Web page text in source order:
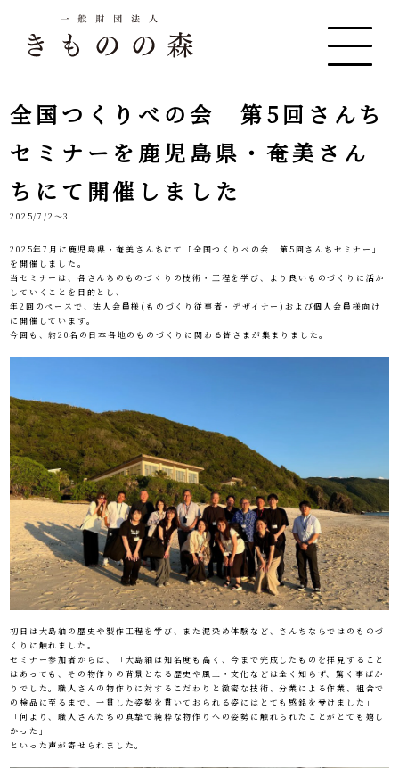
全国つくりべの会 第5回さんち
セミナーを鹿児島県・奄美さん
ちにて開催しました
2025/7/2～3
2025年7月に鹿児島県・奄美さんちにて「全国つくりべの会 第5回さんちセミナー」
を開催しました。
当セミナーは、各さんちのものづくりの技術・工程を学び、より良いものづくりに活か
していくことを目的とし、
年2回のペースで、法人会員様(ものづくり従事者・デザイナー)および個人会員様向け
に開催しています。
今回も、約20名の日本各地のものづくりに関わる皆さまが集まりました。
初日は大島紬の歴史や製作工程を学び、また泥染め体験など、さんちならではのものづ
くりに触れました。
セミナー参加者からは、「大島紬は知名度も高く、今まで完成したものを拝見すること
はあっても、その物作りの背景となる歴史や風土・文化などは全く知らず、驚く事ばか
りでした。職人さんの物作りに対するこだわりと緻密な技術、分業による作業、組合で
の検品に至るまで、一貫した姿勢を貫いておられる姿にはとても感銘を受けました」
「何より、職人さんたちの真摯で純粋な物作りへの姿勢に触れられたことがとても嬉し
かった」
といった声が寄せられました。